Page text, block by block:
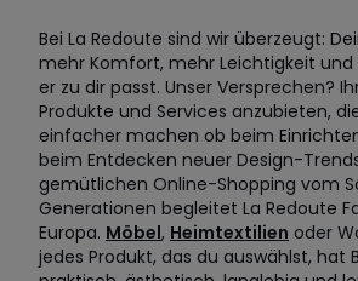
Bei La Redoute sind wir überzeugt:
mehr Komfort, mehr Leichtigkeit und
er zu dir passt. Unser Versprechen?
Produkte und Services anzubieten,
einfacher machen ob beim
beim Entdecken neuer Design-
gemütlichen Online-Shopping vom
Generationen begleitet La Redoute
Europa. Möbel, Heimtextilien oder
jedes Produkt, das du auswählst, hat